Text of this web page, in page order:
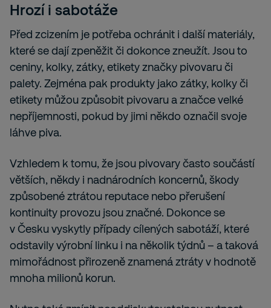
Hrozí i sabotáže
Před zcizením je potřeba ochránit i další materiály,
které se dají zpeněžit či dokonce zneužít. Jsou to
ceniny, kolky, zátky, etikety značky pivovaru či
palety. Zejména pak produkty jako zátky, kolky či
etikety můžou způsobit pivovaru a značce velké
nepříjemnosti, pokud by jimi někdo označil svoje
láhve piva.
Vzhledem k tomu, že jsou pivovary často součástí
větších, někdy i nadnárodních koncernů, škody
způsobené ztrátou reputace nebo přerušení
kontinuity provozu jsou značné. Dokonce se
v Česku vyskytly případy cílených sabotáží, které
odstavily výrobní linku i na několik týdnů – a taková
mimořádnost přirozeně znamená ztráty v hodnotě
mnoha milionů korun.